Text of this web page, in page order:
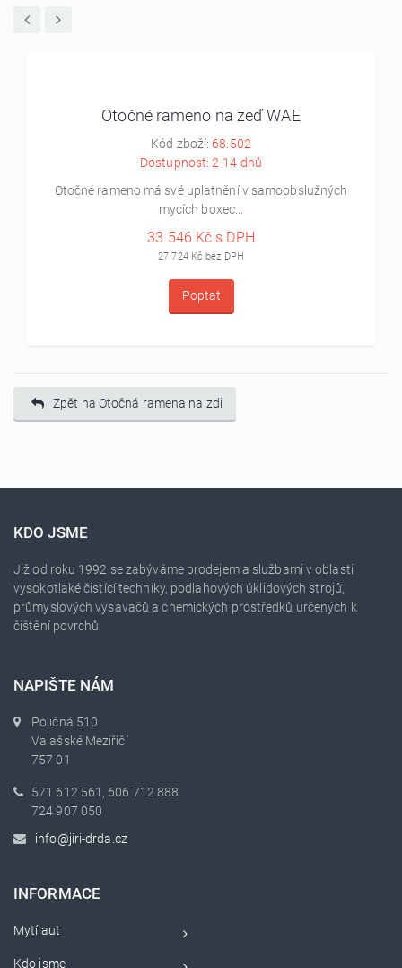
Otočné rameno na zeď WAE
Kód zboží: 68.502
Dostupnost: 2-14 dnů
Otočné rameno má své uplatnění v samoobslužných
mycích boxec...
33 546 Kč s DPH
27 724 Kč bez DPH
Poptat
Zpět na Otočná ramena na zdi
KDO JSME
Již od roku 1992 se zabýváme prodejem a službami v oblasti
vysokotlaké čistící techniky, podlahových úklidových strojů,
průmyslových vysavačů a chemických prostředků určených k
čištění povrchů.
NAPIŠTE NÁM
Poličná 510
Valašské Meziříčí
757 01
571 612 561, 606 712 888
724 907 050
info@jiri-drda.cz
INFORMACE
Mytí aut
Kdo jsme